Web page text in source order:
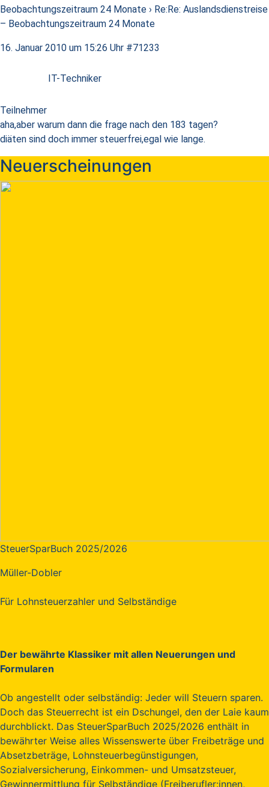
Beobachtungszeitraum 24 Monate › Re:Re: Auslandsdienstreise
– Beobachtungszeitraum 24 Monate
16. Januar 2010 um 15:26 Uhr #71233
IT-Techniker
Teilnehmer
aha,aber warum dann die frage nach den 183 tagen?
diäten sind doch immer steuerfrei,egal wie lange.
Neuerscheinungen
SteuerSparBuch 2025/2026
Müller-Dobler
Für Lohnsteuerzahler und Selbständige
Der bewährte Klassiker mit allen Neuerungen und
Formularen
Ob angestellt oder selbständig: Jeder will Steuern sparen.
Doch das Steuerrecht ist ein Dschungel, den der Laie kaum
durchblickt. Das SteuerSparBuch 2025/2026 enthält in
bewährter Weise alles Wissenswerte über Freibeträge und
Absetzbeträge, Lohnsteuerbegünstigungen,
Sozialversicherung, Einkommen- und Umsatzsteuer,
Gewinnermittlung für Selbständige (Freiberufler:innen,